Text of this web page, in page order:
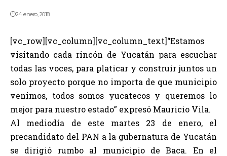
24 enero, 2018
[vc_row][vc_column][vc_column_text]“Estamos
visitando cada rincón de Yucatán para escuchar
todas las voces, para platicar y construir juntos un
solo proyecto porque no importa de que municipio
venimos, todos somos yucatecos y queremos lo
mejor para nuestro estado” expresó Mauricio Vila.
Al mediodía de este martes 23 de enero, el
precandidato del PAN a la gubernatura de Yucatán
se dirigió rumbo al municipio de Baca. En el